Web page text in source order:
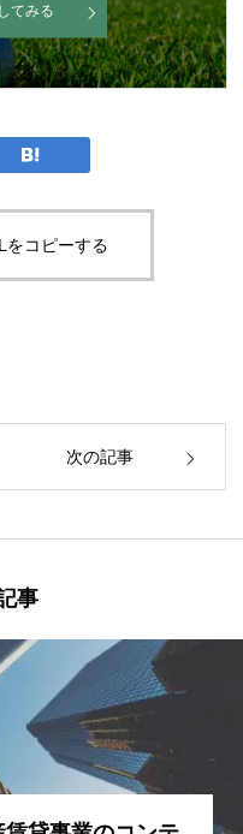
てみる
をコピーする
次の記事
事